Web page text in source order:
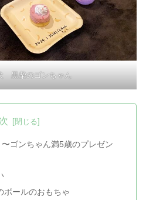
黒柴のゴンちゃん
ゴンちゃん満5歳のプレゼン
ボールのおもちゃ